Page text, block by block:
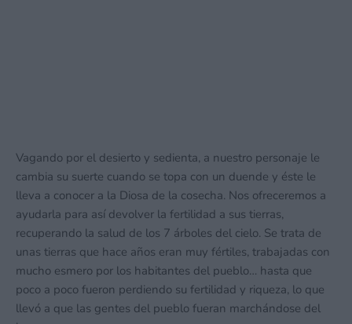
Vagando por el desierto y sedienta, a nuestro personaje le
cambia su suerte cuando se topa con un duende y éste le
lleva a conocer a la Diosa de la cosecha. Nos ofreceremos a
ayudarla para así devolver la fertilidad a sus tierras,
recuperando la salud de los 7 árboles del cielo. Se trata de
unas tierras que hace años eran muy fértiles, trabajadas con
mucho esmero por los habitantes del pueblo… hasta que
poco a poco fueron perdiendo su fertilidad y riqueza, lo que
llevó a que las gentes del pueblo fueran marchándose del